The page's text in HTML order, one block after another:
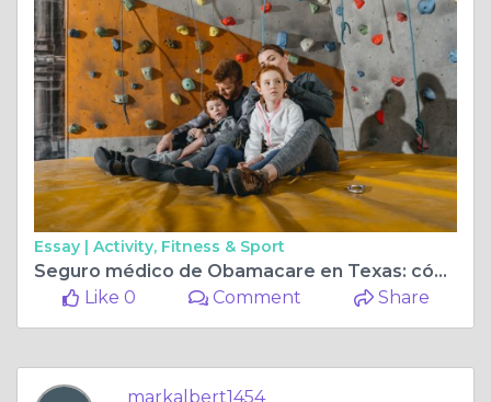
Essay | Activity, Fitness & Sport
Seguro médico de Obamacare en Texas: cómo abordar la Ley de Atención Médica Asequible
Like 0
Comment Share
markalbert1454